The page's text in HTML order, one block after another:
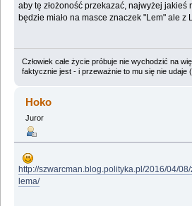
aby tę złożoność przekazać, najwyżej jakieś
będzie miało na masce znaczek "Lem" ale z
Człowiek całe życie próbuje nie wychodzić na
faktycznie jest - i przeważnie to mu się nie udaje
Hoko
Juror
http://szwarcman.blog.polityka.pl/2016/04/
lema/